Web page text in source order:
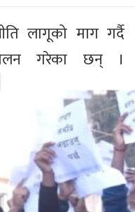
लागूको माग गर्दै
गरेका छन् ।